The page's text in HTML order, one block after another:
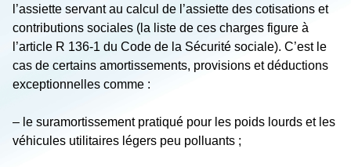
l’assiette servant au calcul de l’assiette des cotisations et
contributions sociales (la liste de ces charges figure à
l’article R 136-1 du Code de la Sécurité sociale). C’est le
cas de certains amortissements, provisions et déductions
exceptionnelles comme :
– le suramortissement pratiqué pour les poids lourds et les
véhicules utilitaires légers peu polluants ;